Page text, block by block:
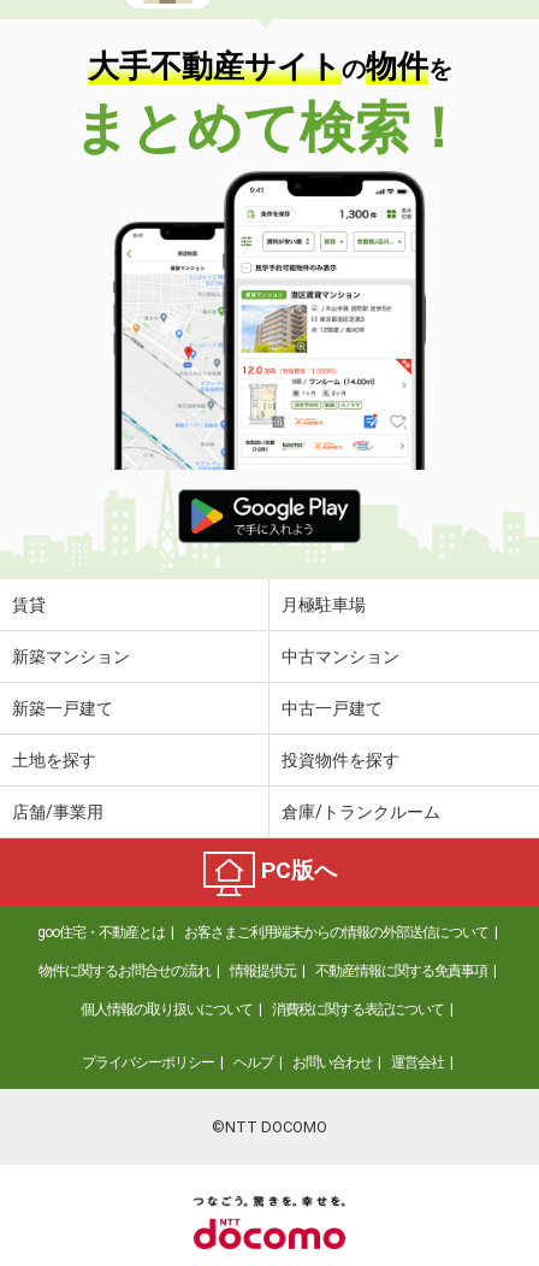
大手不動産サイトの物件を
まとめて検索！
賃貸 月極駐車場
新築マンション 中古マンション
新築一戸建て 中古一戸建て
土地を探す 投資物件を探す
店舗/事業用 倉庫/トランクルーム
PC版へ
goo住宅・不動産とは お客さまご利用端末からの情報の外部送信について
物件に関するお問合せの流れ 情報提供元 不動産情報に関する免責事項
個人情報の取り扱いについて 消費税に関する表記について
プライバシーポリシー ヘルプ お問い合わせ 運営会社
©NTT DOCOMO